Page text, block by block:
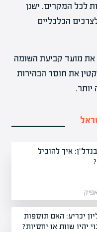
לכל המקרים. ישנן
הכלכליים
את מועד קביעת השומה
את חוסר הבהירות
יותר.
איך להוביל
יכריע: האם תוספות
יהיו שוות או יחסיות?